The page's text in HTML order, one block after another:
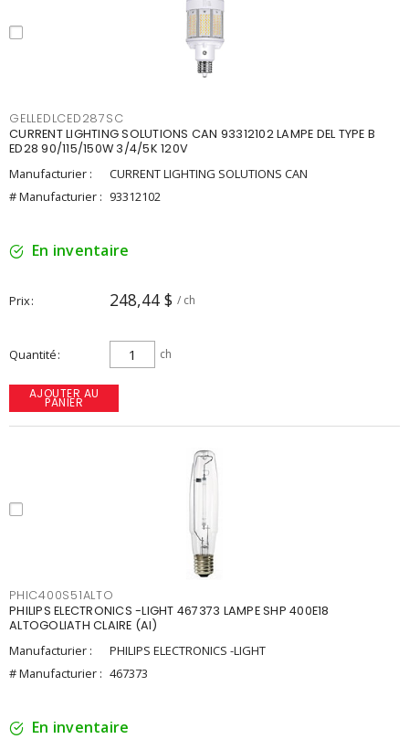
GELLEDLCED287SC
CURRENT LIGHTING SOLUTIONS CAN 93312102 LAMPE DEL TYPE B
ED28 90/115/150W 3/4/5K 120V
Manufacturier :
CURRENT LIGHTING SOLUTIONS CAN
# Manufacturier : 93312102
En inventaire
Prix 248,44 $ / ch
Quantité ch
AJOUTER AU
PANIER
PHIC400S51ALTO
PHILIPS ELECTRONICS -LIGHT 467373 LAMPE SHP 400E18
ALTOGOLIATH CLAIRE (AI)
Manufacturier :
PHILIPS ELECTRONICS -LIGHT
# Manufacturier : 467373
En inventaire